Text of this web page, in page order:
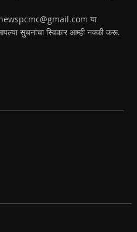
या
सुचनांचा स्विकार आम्ही नक्की करू.